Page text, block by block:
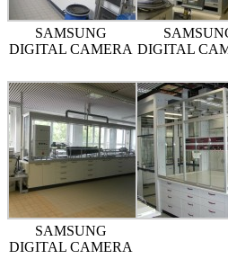
SAMSUNG
DIGITAL CAMERA DIGITAL
SAMSUNG
DIGITAL CAMERA